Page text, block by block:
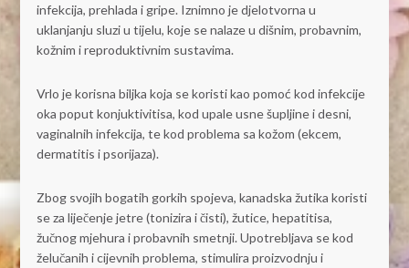
infekcija, prehlada i gripe. Iznimno je djelotvorna u
uklanjanju sluzi u tijelu, koje se nalaze u dišnim, probavnim,
kožnim i reproduktivnim sustavima.
Vrlo je korisna biljka koja se koristi kao pomoć kod infekcije
oka poput konjuktivitisa, kod upale usne šupljine i desni,
vaginalnih infekcija, te kod problema sa kožom (ekcem,
dermatitis i psorijaza).
Zbog svojih bogatih gorkih spojeva, kanadska žutika koristi
se za liječenje jetre (tonizira i čisti), žutice, hepatitisa,
žučnog mjehura i probavnih smetnji. Upotrebljava se kod
želučanih i cijevnih problema, stimulira proizvodnju i